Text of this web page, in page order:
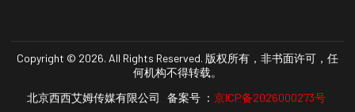
Copyright © 2026. All Rights Reserved. 版权所有，非书面许可，任
何机构不得转载。
北京西西艾姆传媒有限公司 备案号 ： 京ICP备2026000273号